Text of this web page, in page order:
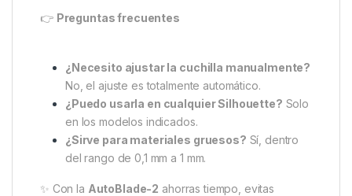
👉 Preguntas frecuentes
¿Necesito ajustar la cuchilla manualmente?
No, el ajuste es totalmente automático.
¿Puedo usarla en cualquier Silhouette? Solo
en los modelos indicados.
¿Sirve para materiales gruesos? Sí, dentro
del rango de 0,1 mm a 1 mm.
✨ Con la AutoBlade-2 ahorras tiempo, evitas